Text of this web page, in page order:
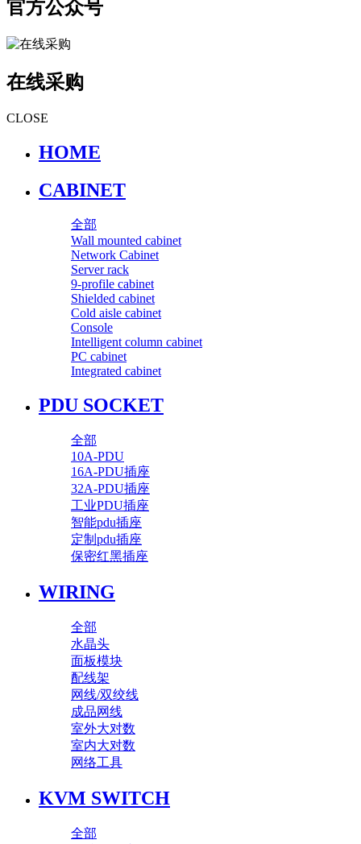
官方公众号
在线采购
CLOSE
HOME
CABINET
全部
Wall mounted cabinet
Network Cabinet
Server rack
9-profile cabinet
Shielded cabinet
Cold aisle cabinet
Console
Intelligent column cabinet
PC cabinet
Integrated cabinet
PDU SOCKET
全部
10A-PDU
16A-PDU插座
32A-PDU插座
工业PDU插座
智能pdu插座
定制pdu插座
保密红黑插座
WIRING
全部
水晶头
面板模块
配线架
网线/双绞线
成品网线
室外大对数
室内大对数
网络工具
KVM SWITCH
全部